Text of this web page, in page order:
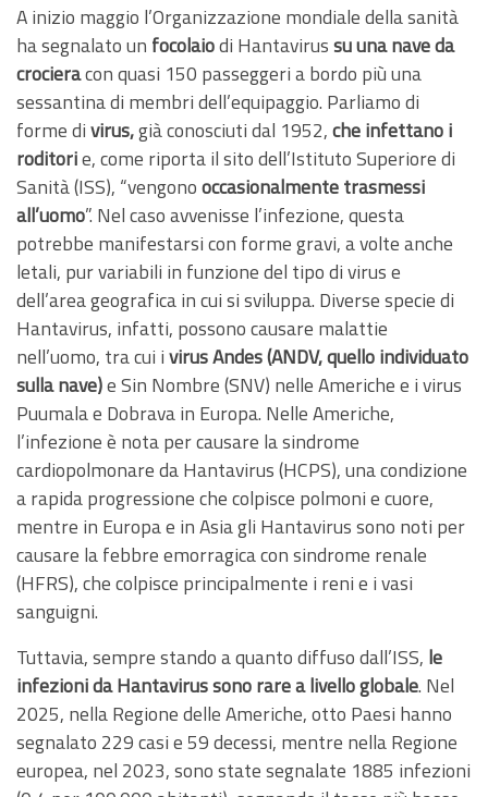
A inizio maggio l’Organizzazione mondiale della sanità
ha segnalato un focolaiodi Hantavirussu una nave da
crocieracon quasi 150 passeggeri a bordo più una
sessantina di membri dell’equipaggio. Parliamo di
forme divirus,già conosciuti dal 1952,che infettano i
roditorie, come riporta il sito dell’Istituto Superiore di
Sanità (ISS), “vengonooccasionalmente trasmessi
all’uomo”. Nel caso avvenisse l’infezione, questa
potrebbe manifestarsi con forme gravi, a volte anche
letali, pur variabili in funzione del tipo di virus e
dell’area geografica in cui si sviluppa. Diverse specie di
Hantavirus, infatti, possono causare malattie
nell’uomo, tra cui ivirus Andes (ANDV, quello individuato
sulla nave)e Sin Nombre (SNV) nelle Americhe e i virus
Puumala e Dobrava in Europa. Nelle Americhe,
l’infezione è nota per causare la sindrome
cardiopolmonare da Hantavirus (HCPS), una condizione
a rapida progressione che colpisce polmoni e cuore,
mentre in Europa e in Asia gli Hantavirus sono noti per
causare la febbre emorragica con sindrome renale
(HFRS), che colpisce principalmente i reni e i vasi
sanguigni.
Tuttavia, sempre stando a quanto diffuso dall’ISS, le
infezioni da Hantavirus sono rare a livello globale. Nel
2025, nella Regione delle Americhe, otto Paesi hanno
segnalato 229 casi e 59 decessi, mentre nella Regione
europea, nel 2023, sono state segnalate 1885 infezioni